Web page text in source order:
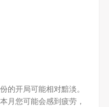
的开局可能相对黯淡。
月您可能会感到疲劳，